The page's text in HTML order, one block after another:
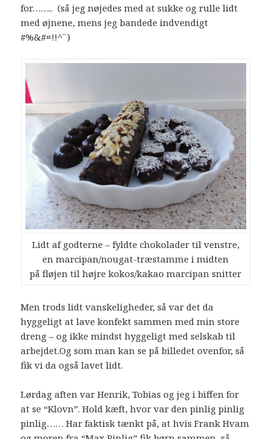
for…….. (så jeg nøjedes med at sukke og rulle lidt
med øjnene, mens jeg bandede indvendigt
#%&#¤!!^¨)
Lidt af godterne – fyldte chokolader til venstre,
en marcipan/nougat-træstamme i midten
på fløjen til højre kokos/kakao marcipan snitter
Men trods lidt vanskeligheder, så var det da
hyggeligt at lave konfekt sammen med min store
dreng – og ikke mindst hyggeligt med selskab til
arbejdet.Og som man kan se på billedet ovenfor, så
fik vi da også lavet lidt.
Lørdag aften var Henrik, Tobias og jeg i biffen for
at se “Klovn”. Hold kæft, hvor var den pinlig pinlig
pinlig…… Har faktisk tænkt på, at hvis Frank Hvam